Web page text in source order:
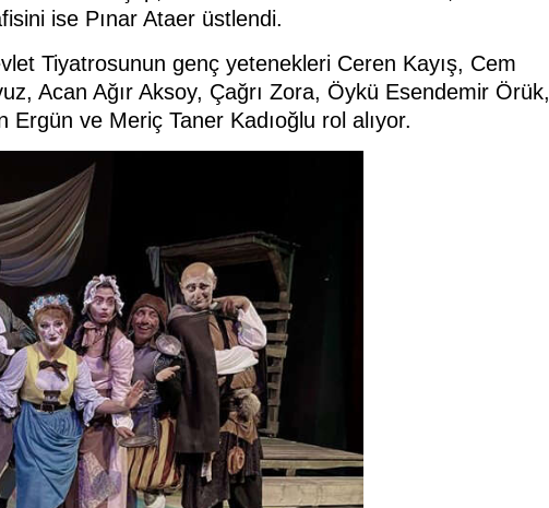
ise Pınar Ataer üstlendi.
Tiyatrosunun genç yetenekleri Ceren Kayış, Cem
Acan Ağır Aksoy, Çağrı Zora, Öykü Esendemir Örük,
ve Meriç Taner Kadıoğlu rol alıyor.